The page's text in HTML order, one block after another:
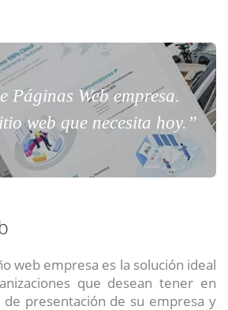
Páginas Web empresa.
web que necesita hoy.”
web empresa es la solución ideal
que desean tener en
presentación de su empresa y